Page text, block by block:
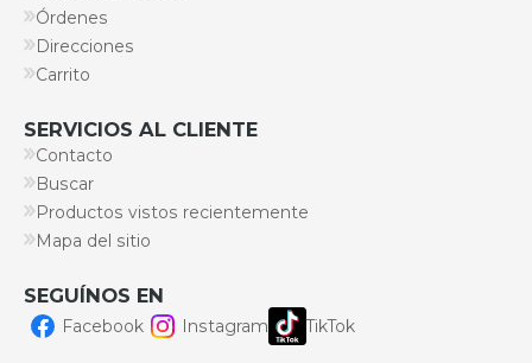
Órdenes
Direcciones
Carrito
SERVICIOS AL CLIENTE
Contacto
Buscar
Productos vistos recientemente
Mapa del sitio
SEGUÍNOS EN
Facebook Instagram TikTok